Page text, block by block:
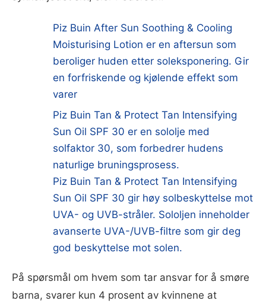
Piz Buin After Sun Soothing & Cooling
Moisturising Lotion er en aftersun som
beroliger huden etter soleksponering. Gir
en forfriskende og kjølende effekt som
varer
Piz Buin Tan & Protect Tan Intensifying
Sun Oil SPF 30 er en sololje med
solfaktor 30, som forbedrer hudens
naturlige bruningsprosess.
Piz Buin Tan & Protect Tan Intensifying
Sun Oil SPF 30 gir høy solbeskyttelse mot
UVA- og UVB-stråler. Sololjen inneholder
avanserte UVA-/UVB-filtre som gir deg
god beskyttelse mot solen.
På spørsmål om hvem som tar ansvar for å smøre
barna, svarer kun 4 prosent av kvinnene at